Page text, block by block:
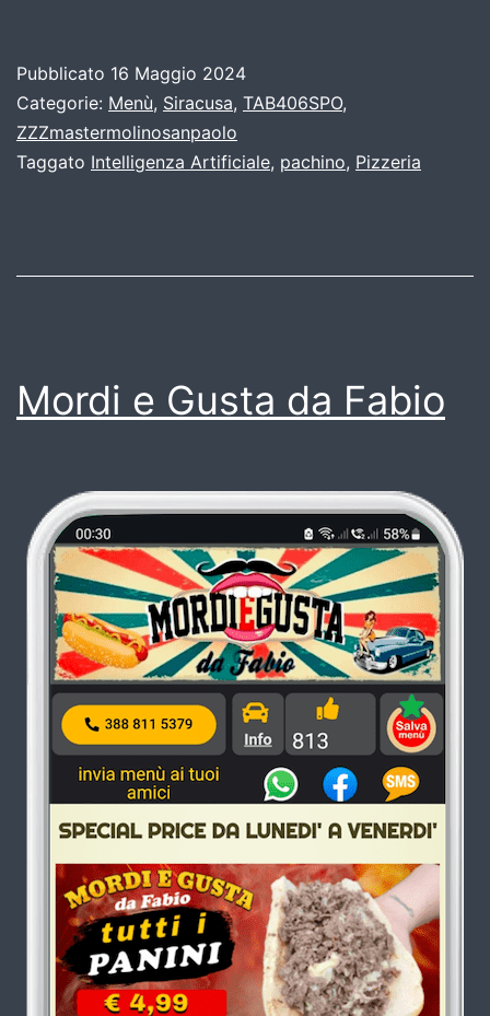
Pubblicato 16 Maggio 2024
Categorie: Menù, Siracusa, TAB406SPO,
ZZZmastermolinosanpaolo
Taggato Intelligenza Artificiale, pachino, Pizzeria
Mordi e Gusta da Fabio